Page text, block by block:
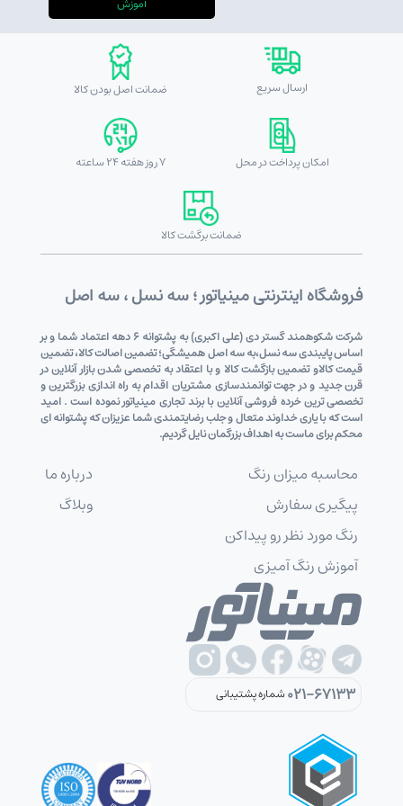
آموزش
ارسال سریع ضمانت اصل بودن کالا
امکان پرداخت در محل 7 روز هفته 24 ساعته
ضمانت برگشت کالا
فروشگاه اینترنتی مینیاتور ؛ سه نسل ، سه اصل
شرکت شکوهمند گستر دی (علی اکبری) به پشتوانه 6 دهه اعتماد شما و بر
اساس پایبندی سه نسل،به سه اصل همیشگی؛ تضمین اصالت کالا، تضمین
قیمت کالاو تضمین بازگشت کالا و با اعتقاد به تخصصی شدن بازار آنلاین در
قرن جدید و در جهت توانمندسازی مشتریان اقدام به راه اندازی بزرگترین و
تخصصی ترین خرده فروشی آنلاین با برند تجاری مینیاتور نموده است . امید
است که با یاری خداوند متعال و جلب رضایتمندی شما عزیزان که پشتوانه ای
محکم برای ماست به اهداف بزرگمان نایل گردیم.
محاسبه میزان رنگ
پیگیری سفارش
رنگ مورد نظر رو پیداکن
آموزش رنگ آمیزی
درباره ما
وبلاگ
021-67133شماره پشتیبانی